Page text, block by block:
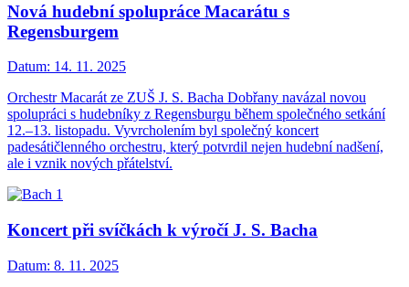
Nová hudební spolupráce Macarátu s
Regensburgem
Datum: 14. 11. 2025
Orchestr Macarát ze ZUŠ J. S. Bacha Dobřany navázal novou
spolupráci s hudebníky z Regensburgu během společného setkání
12.–13. listopadu. Vyvrcholením byl společný koncert
padesátičlenného orchestru, který potvrdil nejen hudební nadšení,
ale i vznik nových přátelství.
Koncert při svíčkách k výročí J. S. Bacha
Datum: 8. 11. 2025